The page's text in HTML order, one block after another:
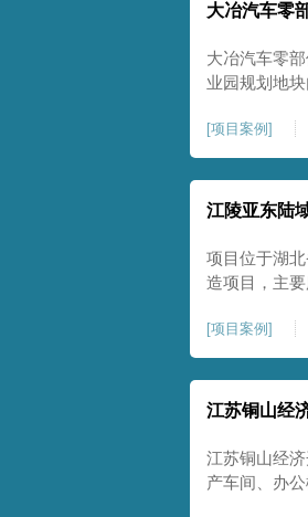
大冶汽车零
大冶汽车零
业园规划地
散、土质均
生产厂房对
[项目案例 ]
江陵亚东陆
项目位于湖
造项目，主
㎡，施工范
不均、固结
[项目案例 ]
江苏铜山经
江苏铜山经
产车间、办